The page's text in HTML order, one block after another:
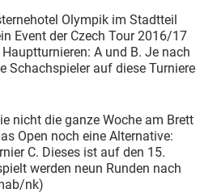
Olympik im Stadtteil
Event der Czech Tour 2016/17
A und B. Je nach
Schachspieler auf diese Turniere
nicht die ganze Woche am Brett
Open noch eine Alternative:
C. Dieses ist auf den 15.
werden neun Runden nach
nk)